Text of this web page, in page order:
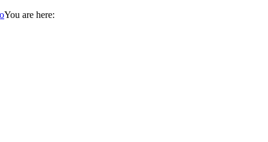
You are here: